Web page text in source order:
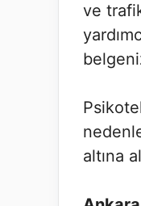
ve
altına